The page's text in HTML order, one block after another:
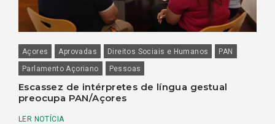
Açores Aprovadas Direitos Sociais e Humanos
PAN
Parlamento Açoriano
Pessoas
Escassez de intérpretes de língua gestual
preocupa PAN/Açores
LER NOTÍCIA